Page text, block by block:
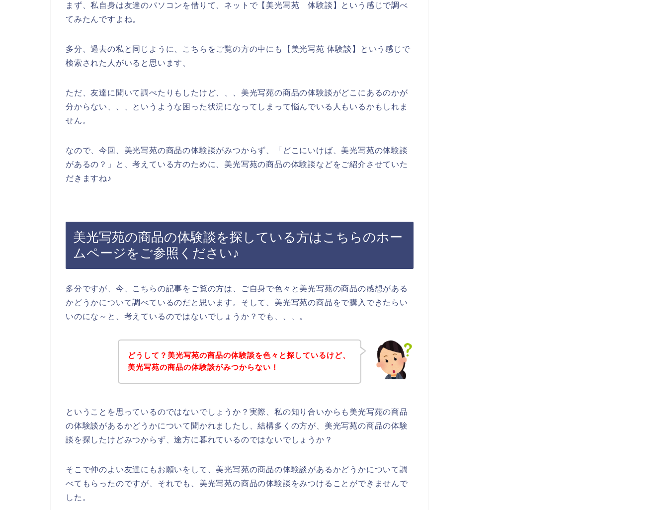
まず、私自身は友達のパソコンを借りて、ネットで【美光写苑 体験談】という感じで調べ
てみたんですよね。
多分、過去の私と同じように、こちらをご覧の方の中にも【美光写苑 体験談】という感じで
検索された人がいると思います、
ただ、友達に聞いて調べたりもしたけど、、、美光写苑の商品の体験談がどこにあるのかが
分からない、、、というような困った状況になってしまって悩んでいる人もいるかもしれま
せん。
なので、今回、美光写苑の商品の体験談がみつからず、「どこにいけば、美光写苑の体験談
があるの？」と、考えている方のために、美光写苑の商品の体験談などをご紹介させていた
だきますね♪
美光写苑の商品の体験談を探している方はこちらのホー
ムページをご参照ください♪
多分ですが、今、こちらの記事をご覧の方は、ご自身で色々と美光写苑の商品の感想がある
かどうかについて調べているのだと思います。そして、美光写苑の商品をで購入できたらい
いのにな～と、考えているのではないでしょうか？でも、、、。
どうして？美光写苑の商品の体験談を色々と探しているけど、
美光写苑の商品の体験談がみつからない！
ということを思っているのではないでしょうか？実際、私の知り合いからも美光写苑の商品
の体験談があるかどうかについて聞かれましたし、結構多くの方が、美光写苑の商品の体験
談を探したけどみつからず、途方に暮れているのではないでしょうか？
そこで仲のよい友達にもお願いをして、美光写苑の商品の体験談があるかどうかについて調
べてもらったのですが、それでも、美光写苑の商品の体験談をみつけることができませんで
した。